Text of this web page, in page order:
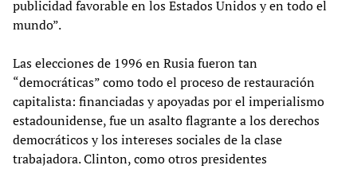
publicidad favorable en los Estados Unidos y en todo el
mundo”.
Las elecciones de 1996 en Rusia fueron tan
“democráticas” como todo el proceso de restauración
capitalista: financiadas y apoyadas por el imperialismo
estadounidense, fue un asalto flagrante a los derechos
democráticos y los intereses sociales de la clase
trabajadora. Clinton, como otros presidentes